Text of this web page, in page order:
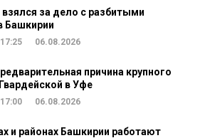
взялся за дело с разбитыми
Башкирии
17:25 06.08.2026
причина крупного
в Уфе
17:00 06.08.2026
и районах Башкирии работают